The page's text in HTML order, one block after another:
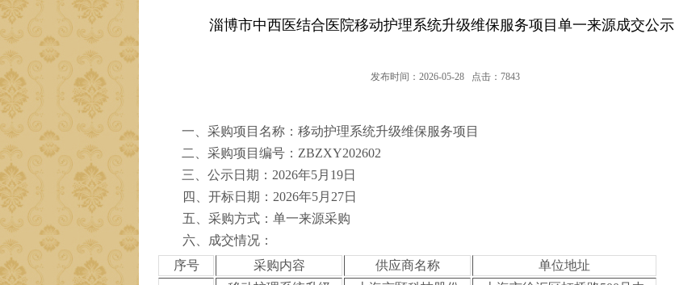
淄博市中西医结合医院移动护理系统升级维保服务项目单一来源成交公示
发布时间：2026-05-28 点击：7843
一、采购项目名称： 移动护理系统升级维保服务项目
二
、采购项目编号： ZBZXY202602
三、公示日期： 2026年5月 19日
四、开标日期： 2026年5月 27日
五、采购方式：单一来源采购
六、成交情况：
序号
采购内容 供应商名称 单位地址